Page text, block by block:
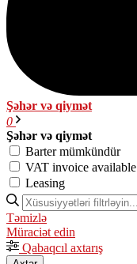
Şəhər və qiymət
0
Şəhər və qiymət
Barter mümkündür
VAT invoice available
Leasing
Təmizlə
Müraciət edin
Qabaqcıl axtarış